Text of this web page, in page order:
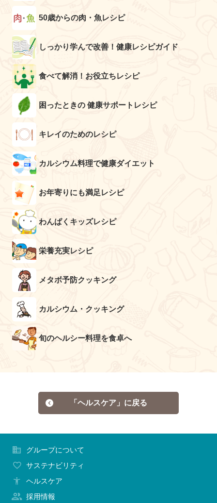
50歳からの肉・魚レシピ
しっかり学んで改善！健康レシピガイド
食べて解消！お役立ちレシピ
困ったときの 健康サポートレシピ
キレイのためのレシピ
カルシウム料理で健康ダイエット
お年寄りにも満足レシピ
わんぱくキッズレシピ
栄養充実レシピ
メタボ予防クッキング
カルシウム・クッキング
旬のヘルシー料理を食卓へ
「ヘルスケア」に戻る
グループについて
サステナビリティ
ヘルスケア
採用情報